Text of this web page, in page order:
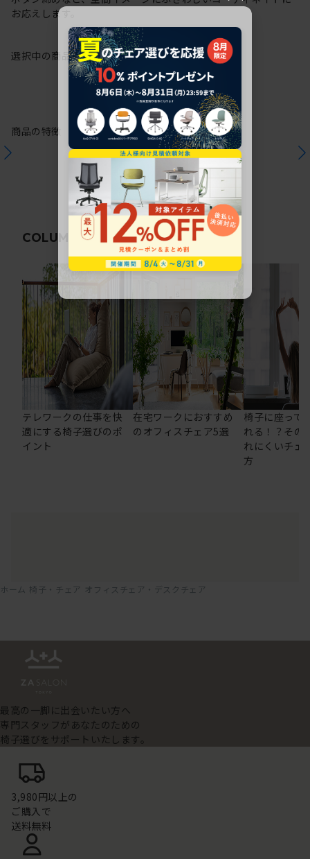
お応えします。
選択中の商品情報保証注意事項
商品の特徴
COLUMN 関連コラム
テレワークの仕事を快
適にする椅子選びのポ
イント
在宅ワークにおすすめ
のオフィスチェア5選
椅子に座って
れる！？その
れにくいチェ
方
ホーム 椅子・チェア オフィスチェア・デスクチェア
最高の一脚に出会いたい方へ
専門スタッフがあなたのための
椅子選びをサポートいたします。
3,980円以上の
ご購入で
送料無料